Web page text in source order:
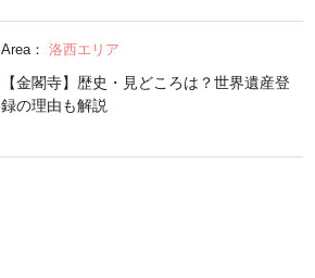
Area： 洛西エリア
【金閣寺】歴史・見どころは？世界遺産登
録の理由も解説